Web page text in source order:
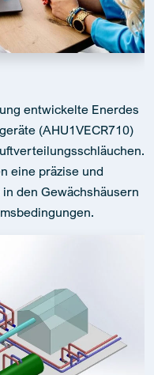
entwickelte Enerdes
(AHU1VECR710)
eine präzise und
den Gewächshäusern